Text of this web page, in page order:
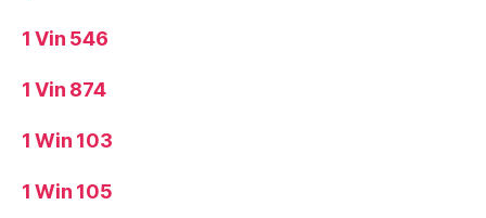
1 Vin 546
1 Vin 874
1 Win 103
1 Win 105